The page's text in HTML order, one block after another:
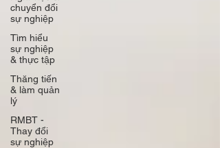
chuyển đổi
sự nghiệp
Tìm hiểu
sự nghiệp
& thực tập
Thăng tiến
& làm quản
lý
RMBT -
Thay đổi
sự nghiệp